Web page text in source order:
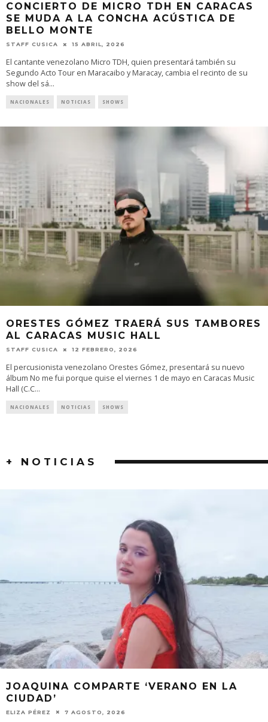
CONCIERTO DE MICRO TDH EN CARACAS
SE MUDA A LA CONCHA ACÚSTICA DE
BELLO MONTE
STAFF CUSICA 15 ABRIL, 2026
El cantante venezolano Micro TDH, quien presentará también su
Segundo Acto Tour en Maracaibo y Maracay, cambia el recinto de su
show del sá...
NACIONALES NOTICIAS SHOWS
ORESTES GÓMEZ TRAERÁ SUS TAMBORES
AL CARACAS MUSIC HALL
STAFF CUSICA 12 FEBRERO, 2026
El percusionista venezolano Orestes Gómez, presentará su nuevo
álbum No me fui porque quise el viernes 1 de mayo en Caracas Music
Hall (C.C...
NACIONALES NOTICIAS SHOWS
+ NOTICIAS
JOAQUINA COMPARTE ‘VERANO EN LA
CIUDAD’
ELIZA PÉREZ 7 AGOSTO, 2026